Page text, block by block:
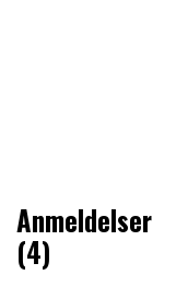
Anmeldelser
(4)